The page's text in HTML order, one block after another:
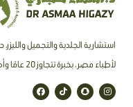
استشارية الجلدية والتجميل
لأطباء مصر ، بخبرة تتجاوز 20 عامًا وأكثر من 150,000 حالة معالجة.
I
n
s
S
n
a
T
i
k
F
a
c